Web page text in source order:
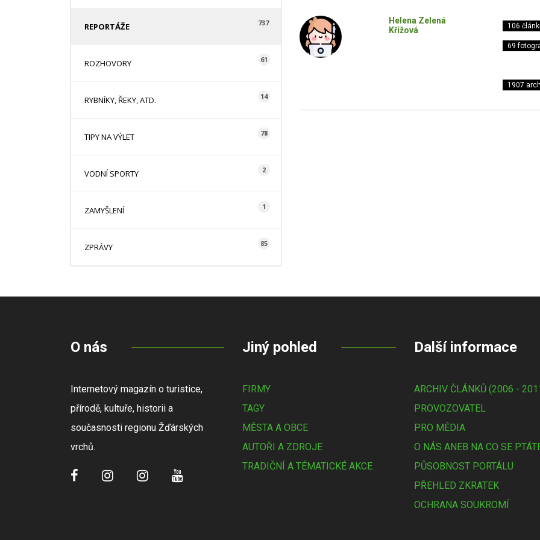
REPORTÁŽE 737
ROZHOVORY 61
RYBNÍKY, ŘEKY, ATD. 14
TIPY NA VÝLET 78
VODNÍ SPORTY 2
ZAMYŠLENÍ 1
ZPRÁVY 85
Helena Zelená
Křížová
106
69
1907
O nás
Internetový magazín o turistice,
přírodě, kultuře, historii a
současnosti regionu Žďárských
vrchů.
Jiný pohled
FIRMY
TAGY
MĚSTA A OBCE
AUTOŘI A ZDROJE
TRADIČNÍ A TÉMATICKÉ AKCE
Další informace
ARCHIV ČLÁNKŮ (2006 -
PROVOZOVATEL
PRO MÉDIA
O NÁS ANEB NA CO SE
PŮSOBNOST PORTÁLU
PŘEHLED ZKRATEK
OCHRANA SOUKROMÍ